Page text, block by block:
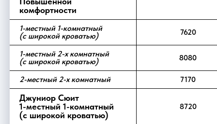
комфортности
1-местный 1-комнатный
(с широкой кроватью)
7620
1-местный 2-х комнатный
(с широкой кроватью)
8080
2-местный 2-х комнатный 7170
Джуниор Сюит
1-местный 1-комнатный
(с широкой кроватью)
8720